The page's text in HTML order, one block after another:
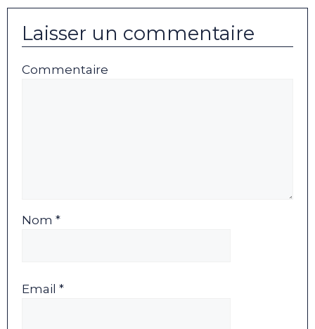
Laisser un commentaire
Commentaire
Nom *
Email *